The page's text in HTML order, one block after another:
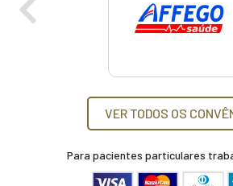
VER TODOS OS
Para pacientes particulares